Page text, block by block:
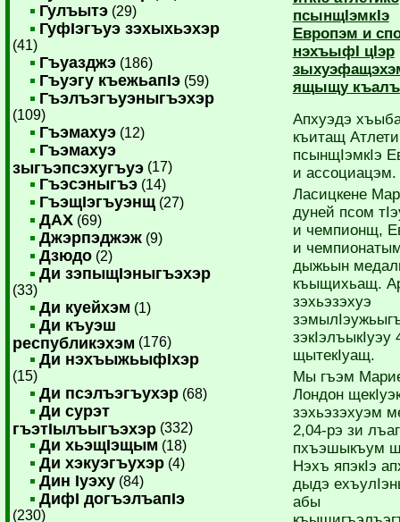
Гулъытэ (29)
ГуфIэгъуэ зэхыхьэхэр
(41)
Гъуазджэ (186)
Гъуэгу къежьапIэ (59)
Гъэлъэгъуэныгъэхэр
(109)
Гъэмахуэ (12)
Гъэмахуэ
зыгъэпсэхугъуэ (17)
Гъэсэныгъэ (14)
ГъэщIэгъуэнщ (27)
ДАХ (69)
Джэрпэджэж (9)
Дзюдо (2)
Ди зэпыщIэныгъэхэр
(33)
Ди куейхэм (1)
Ди къуэш
республикэхэм (176)
Ди нэхъыжьыфIхэр
(15)
Ди псэлъэгъухэр (68)
Ди сурэт
гъэтIылъыгъэхэр (332)
Ди хьэщIэщым (18)
Ди хэкуэгъухэр (4)
Дин Iуэху (84)
ДифI догъэлъапIэ
(230)
псынщIэмкIэ
Европэм и
нэхъыфI цIэр
ящыщу
Апхуэдэ
къитащ
псынщIэмкIэ
и ассоциацэм.
Ласицкене
дуней псом
и чемпионщ,
и
дыжьын
къыщихьащ.
зэхьэзэхуэ
зэкIэлъыкIуэу
щытекIуащ.
Мы гъэм
Лондон
зэхьэзэхуэм
2,04-рэ зи
пхъэшыкъум
Нэхъ япэкIэ
дыдэ
абы